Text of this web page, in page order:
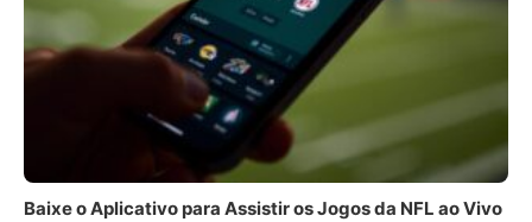
Baixe o Aplicativo para Assistir os Jogos da NFL ao Vivo